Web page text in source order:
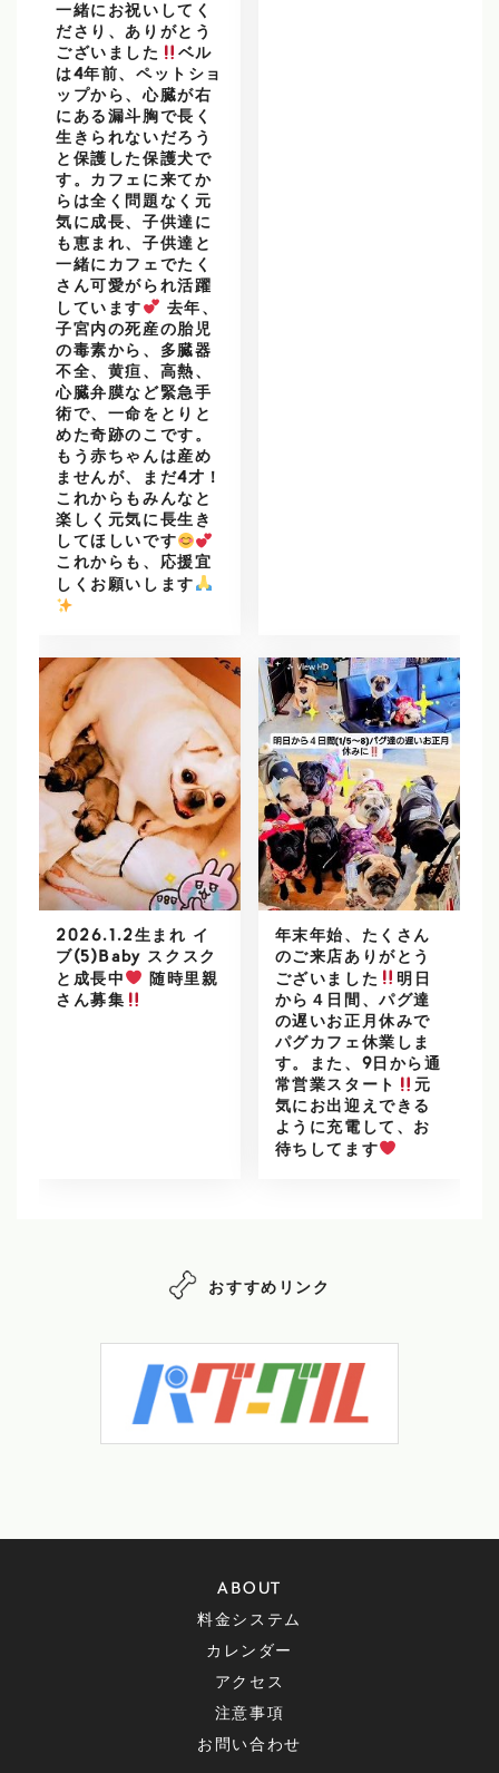
一緒にお祝いしてく
ださり、ありがとう
ございました
ベル
は4年前、ペットショ
ップから、心臓が右
にある漏斗胸で長く
生きられないだろう
と保護した保護犬で
す。カフェに来てか
らは全く問題なく元
気に成長、子供達に
も恵まれ、子供達と
一緒にカフェでたく
さん可愛がられ活躍
しています
去年、
子宮内の死産の胎児
の毒素から、多臓器
不全、黄疸、高熱、
心臓弁膜など緊急手
術で、一命をとりと
めた奇跡のこです。
もう赤ちゃんは産め
ませんが、まだ4才！
これからもみんなと
楽しく元気に長生き
してほしいです
これからも、応援宜
しくお願いします
2026.1.2生まれ イ
ブ(5)Baby スクスク
と成長中
随時里親
さん募集
年末年始、たくさん
のご来店ありがとう
ございました
明日
から４日間、パグ達
の遅いお正月休みで
パグカフェ休業しま
す。また、9日から通
常営業スタート
元
気にお出迎えできる
ように充電して、お
待ちしてます
おすすめリンク
ABOUT
料金システム
カレンダー
アクセス
注意事項
お問い合わせ